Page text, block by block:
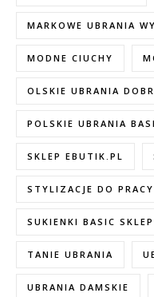
MARKOWE UBRANIA
MODNE CIUCHY
OLSKIE UBRANIA
POLSKIE UBRANIA
SKLEP EBUTIK.PL
STYLIZACJE DO PRACY
SUKIENKI BASIC
TANIE UBRANIA
UBRANIA DAMSKIE